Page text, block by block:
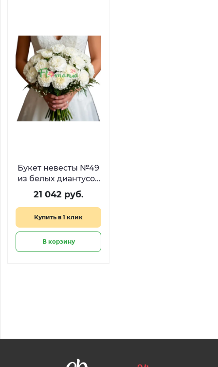
Букет невесты №49
из белых диантусов
и гипсофилы
21 042 руб.
Купить в 1 клик
В корзину